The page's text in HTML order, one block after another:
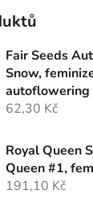
Fair Seeds
Snow,
autoflowering
62,30 Kč
Royal Queen
Queen #1,
191,10 Kč